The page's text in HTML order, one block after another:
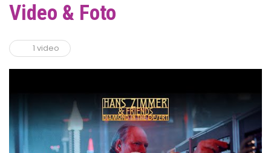
Video & Foto
1 video